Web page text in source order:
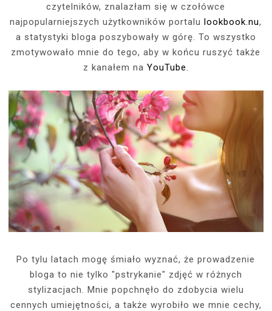
czytelników, znalazłam się w czołówce
najpopularniejszych użytkowników portalulookbook.nu,
a statystyki bloga poszybowały w górę. To wszystko
zmotywowało mnie do tego, aby w końcu ruszyć także
z kanałem na YouTube.
Po tylu latach mogę śmiało wyznać, że prowadzenie
bloga to nie tylko "pstrykanie" zdjęć w różnych
stylizacjach. Mnie popchnęło do zdobycia wielu
cennych umiejętności, a także wyrobiło we mnie cechy,